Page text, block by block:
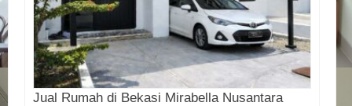
Jual Rumah di Bekasi Mirabella Nusantara